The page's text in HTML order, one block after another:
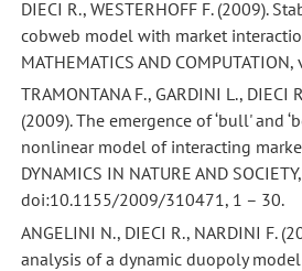
DIECI R., WESTERHOFF F. (2009).
cobweb model with market
MATHEMATICS AND
TRAMONTANA F., GARDINI L., DIECI
(2009). The emergence of ‘bull' and
nonlinear model of interacting
DYNAMICS IN NATURE AND
doi:10.1155/2009/310471, 1 – 30.
ANGELINI N., DIECI R., NARDINI F.
analysis of a dynamic duopoly